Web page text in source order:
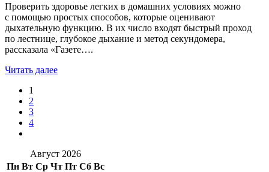
Проверить здоровье легких в домашних условиях можно
с помощью простых способов, которые оценивают
дыхательную функцию. В их число входят быстрый проход
по лестнице, глубокое дыхание и метод секундомера,
рассказала «Газете….
Читать далее
1
2
3
4
Август 2026
Пн Вт Ср Чт Пт Сб Вс